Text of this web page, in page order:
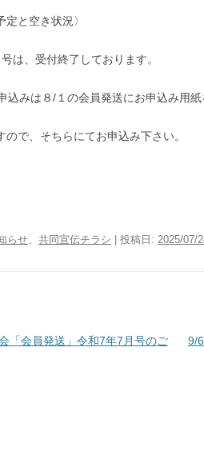
定と空き状況〉
は、受付終了しております。
込みは８/１の会員発送にお申込み用紙
ので、そちらにてお申込み下さい。
らせ、 共同宣伝チラシ | 投稿日: 2025/07/
「会員発送」令和7年7月号のご
9/